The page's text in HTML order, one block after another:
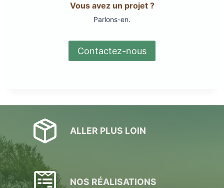
Vous avez un projet ?
Parlons-en.
Contactez-nous
ALLER PLUS LOIN
NOS RÉALISATIONS